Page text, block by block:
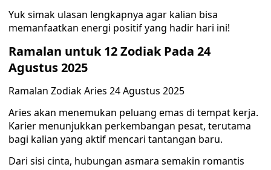
Yuk simak ulasan lengkapnya agar kalian bisa
memanfaatkan energi positif yang hadir hari ini!
Ramalan untuk 12 Zodiak Pada 24
Agustus 2025
Ramalan Zodiak Aries 24 Agustus 2025
Aries akan menemukan peluang emas di tempat kerja.
Karier menunjukkan perkembangan pesat, terutama
bagi kalian yang aktif mencari tantangan baru.
Dari sisi cinta, hubungan asmara semakin romantis